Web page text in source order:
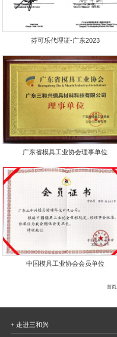
芬可乐代理证-广东2023
广东省模具工业协会理事单位
中国模具工业协会会员单位
首页
+ 走进三和兴